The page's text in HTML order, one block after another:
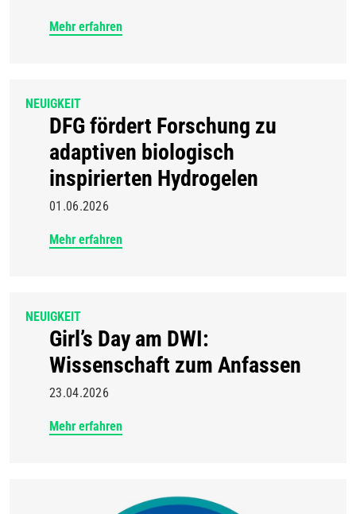
Mehr erfahren
NEUIGKEIT
DFG fördert Forschung zu
adaptiven biologisch
inspirierten Hydrogelen
01.06.2026
Mehr erfahren
NEUIGKEIT
Girl’s Day am DWI:
Wissenschaft zum Anfassen
23.04.2026
Mehr erfahren